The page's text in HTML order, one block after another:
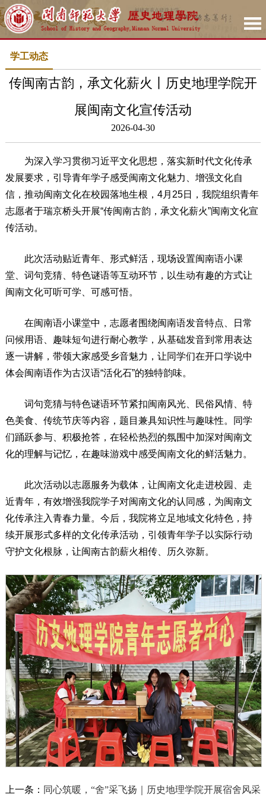
学工动态
传闽南古韵，承文化薪火丨历史地理学院开
展闽南文化宣传活动
2026-04-30
为深入学习贯彻习近平文化思想，落实新时代文化传承
发展要求，引导青年学子感受闽南文化魅力、增强文化自
信，推动闽南文化在校园落地生根，4月25日，我院组织青年
志愿者于瑞京桥头开展“传闽南古韵，承文化薪火”闽南文化宣
传活动。
此次活动贴近青年、形式鲜活，现场设置闽南语小课
堂、词句竞猜、特色谜语等互动环节，以生动有趣的方式让
闽南文化可听可学、可感可悟。
在闽南语小课堂中，志愿者围绕闽南语发音特点、日常
问候用语、趣味短句进行耐心教学，从基础发音到常用表达
逐一讲解，带领大家感受乡音魅力，让同学们在开口学说中
体会闽南语作为古汉语“活化石”的独特韵味。
词句竞猜与特色谜语环节紧扣闽南风光、民俗风情、特
色美食、传统节庆等内容，题目兼具知识性与趣味性。同学
们踊跃参与、积极抢答，在轻松热烈的氛围中加深对闽南文
化的理解与记忆，在趣味游戏中感受闽南文化的鲜活魅力。
此次活动以志愿服务为载体，让闽南文化走进校园、走
近青年，有效增强我院学子对闽南文化的认同感，为闽南文
化传承注入青春力量。今后，我院将立足地域文化特色，持
续开展形式多样的文化传承活动，引领青年学子以实际行动
守护文化根脉，让闽南古韵薪火相传、历久弥新。
上一条： 同心筑暖，“舍”采飞扬｜历史地理学院开展宿舍风采